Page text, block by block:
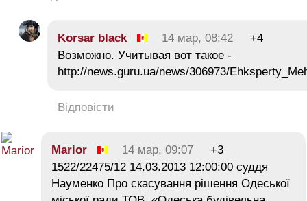
Korsar black 14 мар, 08:42
+4
Возможно. Учитывая вот такое -
http://news.guru.ua/news/306973/
Відповісти
Marior 14 мар, 09:07
+3
1522/22475/12 14.03.2013 12:00:00 суддя
Науменко Про скасування рішення Одеської